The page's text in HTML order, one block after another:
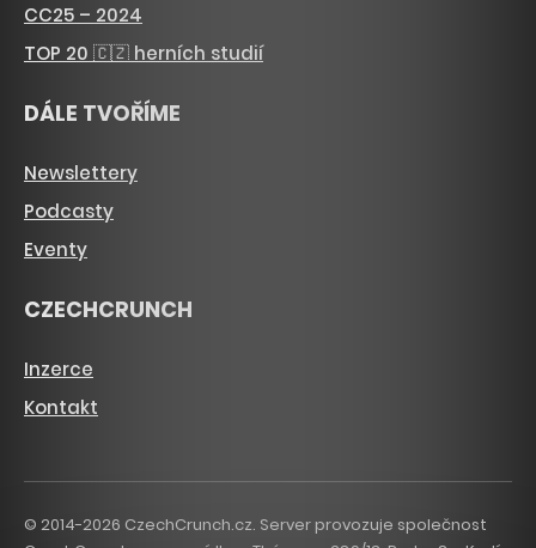
CC25 – 2024
TOP 20 🇨🇿 herních studií
DÁLE TVOŘÍME
Newslettery
Podcasty
Eventy
CZECHCRUNCH
Inzerce
Kontakt
© 2014-2026 CzechCrunch.cz. Server provozuje společnost